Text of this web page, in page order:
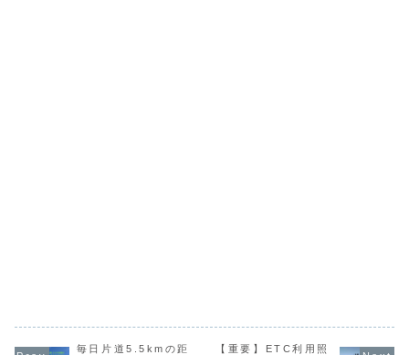
毎日片道5.5kmの距
【重要】ETC利用照